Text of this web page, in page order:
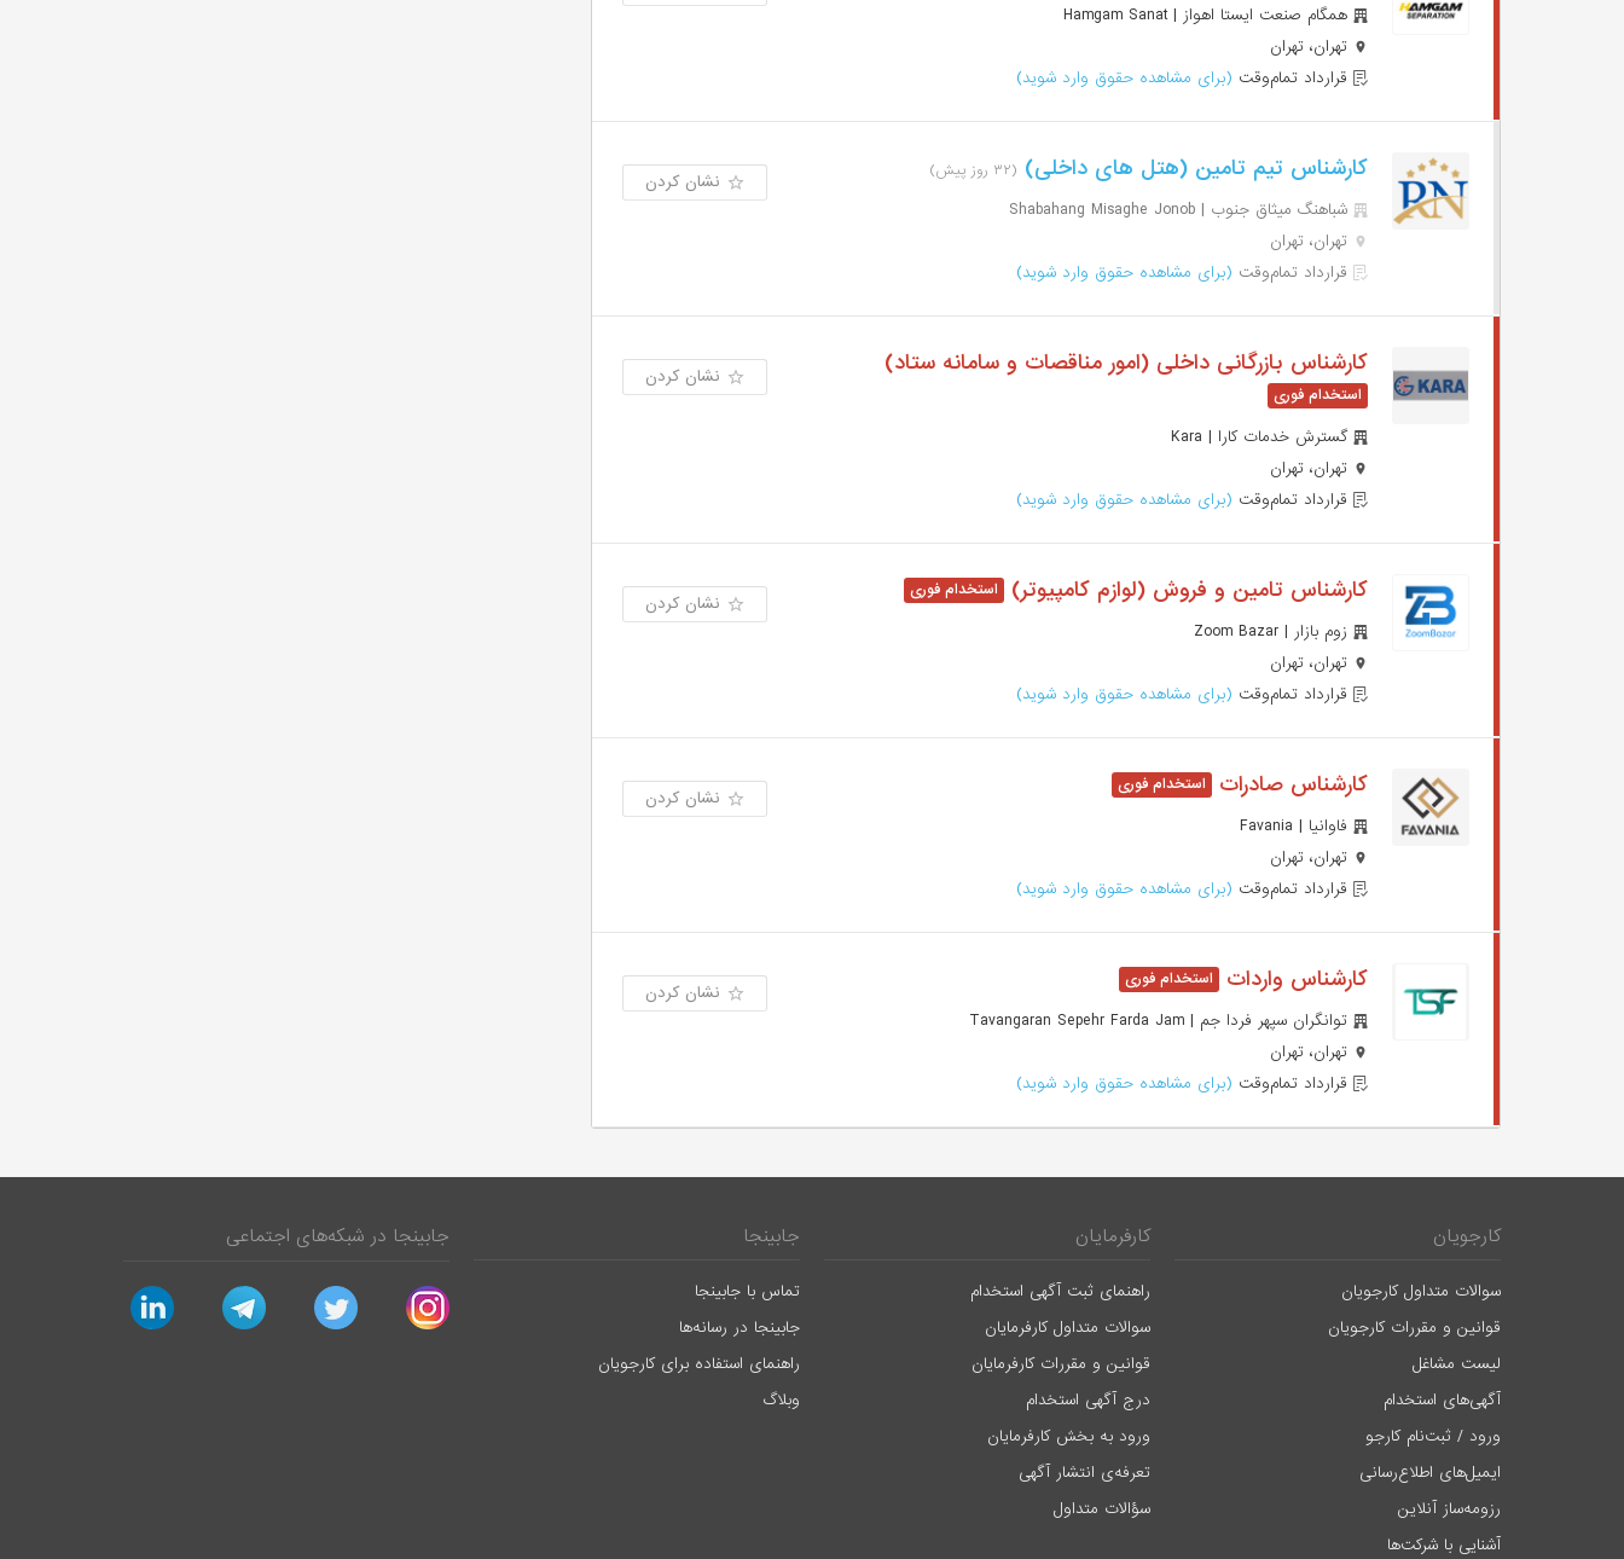
همگام صنعت ایستا اهواز | Hamgam Sanat
تهران، تهران
قرارداد تمام‌وقت (برای مشاهده حقوق وارد شوید)
کارشناس تیم تامین (هتل های داخلی) (۳۲ روز پیش)
شباهنگ میثاق جنوب | Shabahang Misaghe Jonob
تهران، تهران
قرارداد تمام‌وقت (برای مشاهده حقوق وارد شوید)
نشان کردن
کارشناس بازرگانی داخلی (امور مناقصات و سامانه ستاد)
گسترش خدمات کارا | Kara
تهران، تهران
قرارداد تمام‌وقت (برای مشاهده حقوق وارد شوید)
نشان کردن
کارشناس تامین و فروش (لوازم کامپیوتر)
زوم بازار | Zoom Bazar
تهران، تهران
قرارداد تمام‌وقت (برای مشاهده حقوق وارد شوید)
نشان کردن
کارشناس صادرات
فاوانیا | Favania
تهران، تهران
قرارداد تمام‌وقت (برای مشاهده حقوق وارد شوید)
نشان کردن
کارشناس واردات
توانگران سپهر فردا جم | Tavangaran Sepehr Farda Jam
تهران، تهران
قرارداد تمام‌وقت (برای مشاهده حقوق وارد شوید)
نشان کردن
کارجویان
سوالات متداول کارجویان
قوانین و مقررات کارجویان
لیست مشاغل
آگهی‌های استخدام
ورود / ثبت‌نام کارجو
ایمیل‌های اطلاع‌رسانی
رزومه‌ساز آنلاین
آشنایی با شرکت‌ها
کارفرمایان
راهنمای ثبت آگهی استخدام
سوالات متداول کارفرمایان
قوانین و مقررات کارفرمایان
درج آگهی استخدام
ورود به بخش کارفرمایان
تعرفه‌ی انتشار آگهی
سؤالات متداول
جابینجا
تماس با جابینجا
جابینجا در رسانه‌ها
راهنمای استفاده برای کارجویان
وبلاگ
جابینجا در شبکه‌های اجتماعی
instagram
twitter
telegram
linkedin